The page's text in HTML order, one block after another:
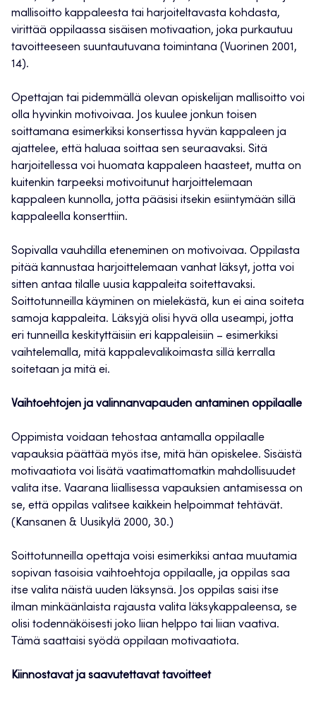
mallisoitto kappaleesta tai harjoiteltavasta kohdasta,
virittää oppilaassa sisäisen motivaation, joka purkautuu
tavoitteeseen suuntautuvana toimintana (Vuorinen 2001,
14).
Opettajan tai pidemmällä olevan opiskelijan mallisoitto voi
olla hyvinkin motivoivaa. Jos kuulee jonkun toisen
soittamana esimerkiksi konsertissa hyvän kappaleen ja
ajattelee, että haluaa soittaa sen seuraavaksi. Sitä
harjoitellessa voi huomata kappaleen haasteet, mutta on
kuitenkin tarpeeksi motivoitunut harjoittelemaan
kappaleen kunnolla, jotta pääsisi itsekin esiintymään sillä
kappaleella konserttiin.
Sopivalla vauhdilla eteneminen on motivoivaa. Oppilasta
pitää kannustaa harjoittelemaan vanhat läksyt, jotta voi
sitten antaa tilalle uusia kappaleita soitettavaksi.
Soittotunneilla käyminen on mielekästä, kun ei aina soiteta
samoja kappaleita. Läksyjä olisi hyvä olla useampi, jotta
eri tunneilla keskityttäisiin eri kappaleisiin – esimerkiksi
vaihtelemalla, mitä kappalevalikoimasta sillä kerralla
soitetaan ja mitä ei.
Vaihtoehtojen ja valinnanvapauden antaminen oppilaalle
Oppimista voidaan tehostaa antamalla oppilaalle
vapauksia päättää myös itse, mitä hän opiskelee. Sisäistä
motivaatiota voi lisätä vaatimattomatkin mahdollisuudet
valita itse. Vaarana liiallisessa vapauksien antamisessa on
se, että oppilas valitsee kaikkein helpoimmat tehtävät.
(Kansanen & Uusikylä 2000, 30.)
Soittotunneilla opettaja voisi esimerkiksi antaa muutamia
sopivan tasoisia vaihtoehtoja oppilaalle, ja oppilas saa
itse valita näistä uuden läksynsä. Jos oppilas saisi itse
ilman minkäänlaista rajausta valita läksykappaleensa, se
olisi todennäköisesti joko liian helppo tai liian vaativa.
Tämä saattaisi syödä oppilaan motivaatiota.
Kiinnostavat ja saavutettavat tavoitteet